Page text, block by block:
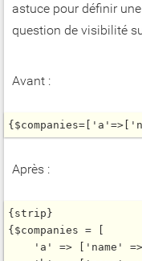
astuce pour définir
question de visibilité
Avant :
Après :
{strip}
{$companies = [
'a' => ['name'